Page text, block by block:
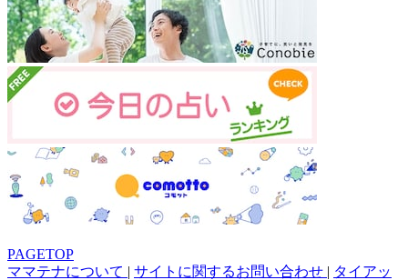
PAGETOP
ママテナについて | サイトに関するお問い合わせ | タイアッ